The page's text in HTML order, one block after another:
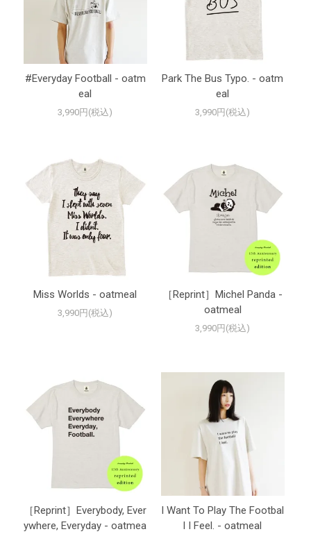
#Everyday Football - oatm
eal
3,990円(税込)
Park The Bus Typo. - oatm
eal
3,990円(税込)
Miss Worlds - oatmeal
3,990円(税込)
［Reprint］Michel Panda -
oatmeal
3,990円(税込)
［Reprint］Everybody, Ever
ywhere, Everyday - oatmea
I Want To Play The Footbal
l I Feel. - oatmeal